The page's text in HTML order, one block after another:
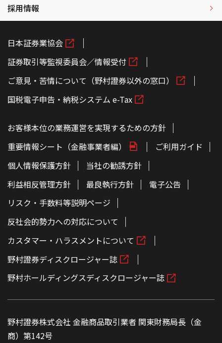
採用情報
日本証券業協会
証券取引等監視委員会／情報受付
ご意見・苦情について（野村證券以外の窓口）
国税電子申告・納税システム e-Tax
お客様本位の業務運営を実現するための方針
重要情報シート（金融事業者編）
ご利用ガイド
個人情報保護方針
当社の勧誘方針
利益相反管理方針
最良執行方針
電子公告
リスク・手数料等説明ページ
反社会的勢力への対応について
カスタマー・ハラスメントについて
野村證券ディスクロージャー誌
野村ホールディングスディスクロージャー誌
野村證券株式会社 金融商品取引業者 関東財務局長（金
商）第142号